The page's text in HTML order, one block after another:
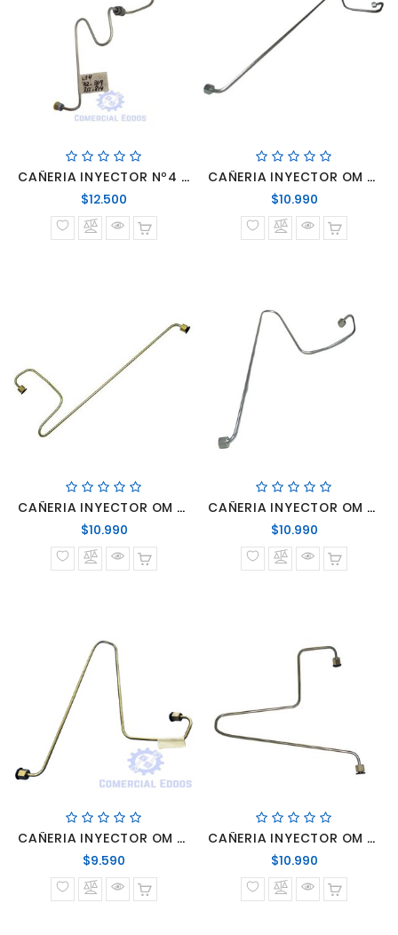
CAÑERIA INYECTOR Nº4 712-809-812-814
$12.500
normal
CAÑERIA INYECTOR OM 447 # 2
$10.990Precio
normal
CAÑERIA INYECTOR OM 447 # 3
$10.990Precio
normal
CAÑERIA INYECTOR OM 447 #4
$10.990Precio
normal
CAÑERIA INYECTOR OM 447 #5
$9.590
normal
CAÑERIA INYECTOR OM 447 #6
$10.990Precio
normal